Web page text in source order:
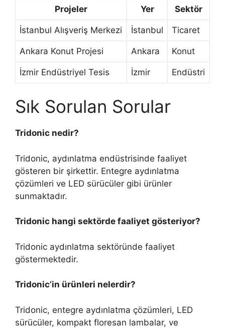
Projeler Yer Sektör
İstanbul Alışveriş Merkezi İstanbul Ticaret
Ankara Konut Projesi Ankara Konut
İzmir Endüstriyel Tesis İzmir Endüstri
Sık Sorulan Sorular
Tridonic nedir?
Tridonic, aydınlatma endüstrisinde faaliyet
gösteren bir şirkettir. Entegre aydınlatma
çözümleri ve LED sürücüler gibi ürünler
sunmaktadır.
Tridonic hangi sektörde faaliyet gösteriyor?
Tridonic aydınlatma sektöründe faaliyet
göstermektedir.
Tridonic’in ürünleri nelerdir?
Tridonic, entegre aydınlatma çözümleri, LED
sürücüler, kompakt floresan lambalar, ve